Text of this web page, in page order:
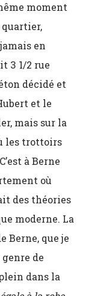
moment
quartier,
en
3 1/2 rue
décidé et
et le
mais sur la
les trottoirs
à Berne
où
des théories
moderne. La
Berne, que je
de
dans la